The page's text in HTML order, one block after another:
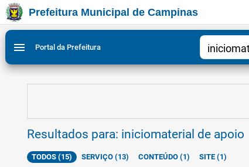
Ir para conteudo 1
Ir para menu do site da Prefeitura de Campinas
Ligar/Desligar contraste visual de tela para
Ir para o menu do site Doenças de Transmissão
Prefeitura Municipal de Campinas
menu Portal da Prefeitura
Resultados para: iniciomaterial de apoio
TODOS (15) SERVIÇO (13) SITE (1)
CONTEÚDO (1)